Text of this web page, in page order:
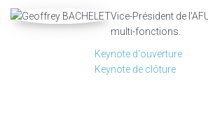
Vice-Président de
multi-fonctions.
Keynote d'ouverture
Keynote de clôture